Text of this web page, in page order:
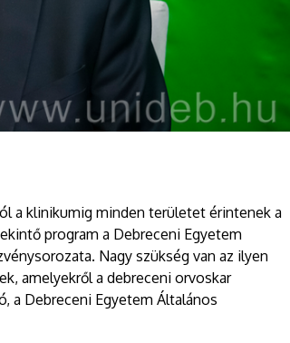
a klinikumig minden területet érintenek a
program a Debreceni Egyetem
Nagy szükség van az ilyen
amelyekről a debreceni orvoskar
a Debreceni Egyetem Általános